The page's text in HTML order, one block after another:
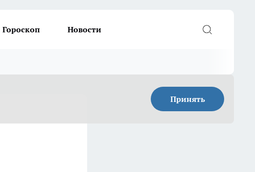
Гороскоп Новости
Принять